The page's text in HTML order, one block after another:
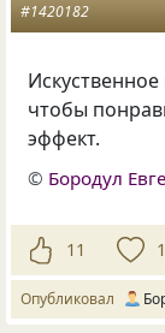
#1420182
чтобы
эффект.
© Бородул
11 1
Опубликовал